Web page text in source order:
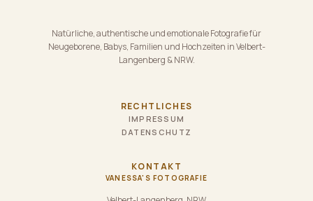
Natürliche, authentische und emotionale Fotografie für
Neugeborene, Babys, Familien und Hochzeiten in Velbert-
Langenberg & NRW.
RECHTLICHES
IMPRESSUM
DATENSCHUTZ
KONTAKT
VANESSA'S FOTOGRAFIE